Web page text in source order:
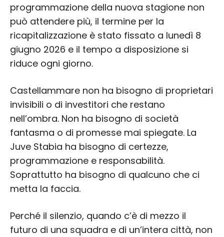
programmazione della nuova stagione non
può attendere più, il termine per la
ricapitalizzazione è stato fissato a lunedì 8
giugno 2026 e il tempo a disposizione si
riduce ogni giorno.
Castellammare non ha bisogno di proprietari
invisibili o di investitori che restano
nell’ombra. Non ha bisogno di società
fantasma o di promesse mai spiegate. La
Juve Stabia ha bisogno di certezze,
programmazione e responsabilità.
Soprattutto ha bisogno di qualcuno che ci
metta la faccia.
Perché il silenzio, quando c’è di mezzo il
futuro di una squadra e di un’intera città, non